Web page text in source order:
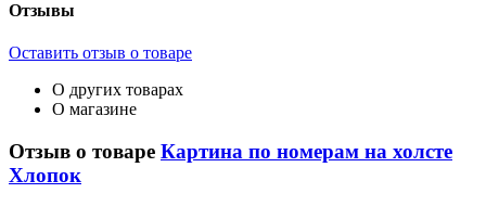
Отзывы
Оставить отзыв о товаре
О других товарах
О магазине
Отзыв о товаре Картина по номерам на холсте
Хлопок